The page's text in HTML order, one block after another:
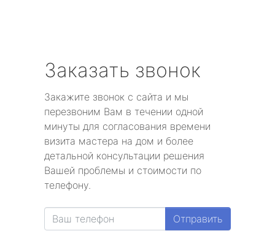
Заказать звонок
Закажите звонок с сайта и мы
перезвоним Вам в течении одной
минуты для согласования времени
визита мастера на дом и более
детальной консультации решения
Вашей проблемы и стоимости по
телефону.
Отправить